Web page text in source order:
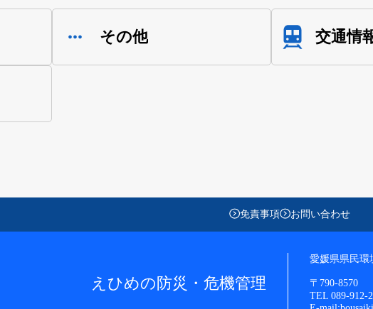
その他 交通情
免責事項 お問い合わせ
えひめの防災・危機管理
愛媛県県民環
〒790-8570
TEL 089-912-